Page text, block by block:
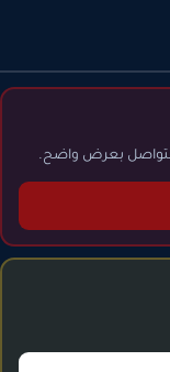
التواصل بعرض واضح.